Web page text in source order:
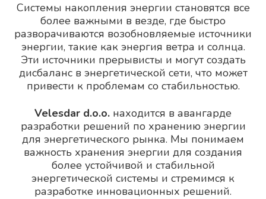
Системы накопления энергии становятся все
более важными в везде, где быстро
разворачиваются возобновляемые источники
энергии, такие как энергия ветра и солнца.
Эти источники прерывисты и могут создать
дисбаланс в энергетической сети, что может
привести к проблемам со стабильностью.
Velesdar d.o.o. находится в авангарде
разработки решений по хранению энергии
для энергетического рынка. Мы понимаем
важность хранения энергии для создания
более устойчивой и стабильной
энергетической системы и стремимся к
разработке инновационных решений.